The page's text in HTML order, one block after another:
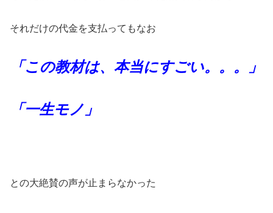
それだけの代金を支払ってもなお
「この教材は、本当にすごい。。。」
「一生モノ」
との大絶賛の声が止まらなかった